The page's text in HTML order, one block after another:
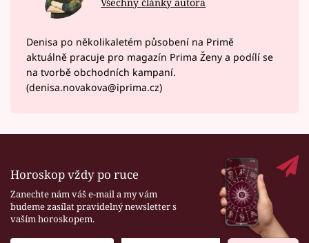
Denisa po několikaletém působení na Primě
aktuálně pracuje pro magazín Prima Ženy a podílí se
na tvorbě obchodních kampaní.
(denisa.novakova@iprima.cz)
Horoskop vždy po ruce
Zanechte nám váš e-mail a my vám
budeme zasílat pravidelný newsletter s
vaším horoskopem.